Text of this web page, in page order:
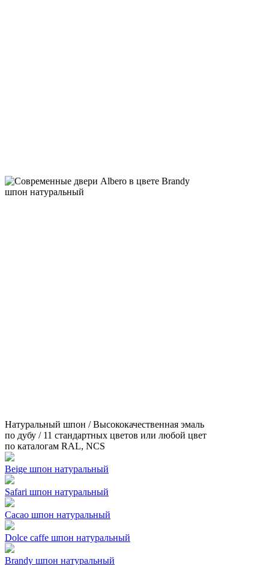
Натуральный шпон / Высококачественная эмаль
по дубу / 11 стандартных цветов или любой цвет
по каталогам RAL, NCS
Beige шпон натуральный
Safari шпон натуральный
Cacao шпон натуральный
Dolce caffe шпон натуральный
Brandy шпон натуральный